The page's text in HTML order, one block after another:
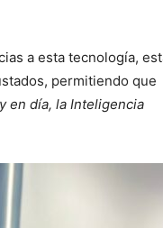
a esta tecnología,
permitiendo que
en día, la Inteligencia